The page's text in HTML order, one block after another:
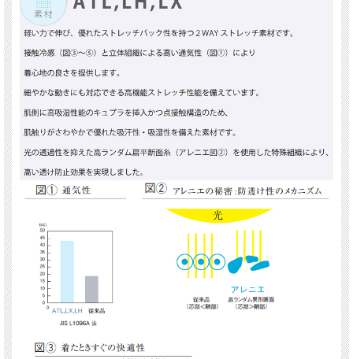
トランスファーのわずらわしさを解消しています。